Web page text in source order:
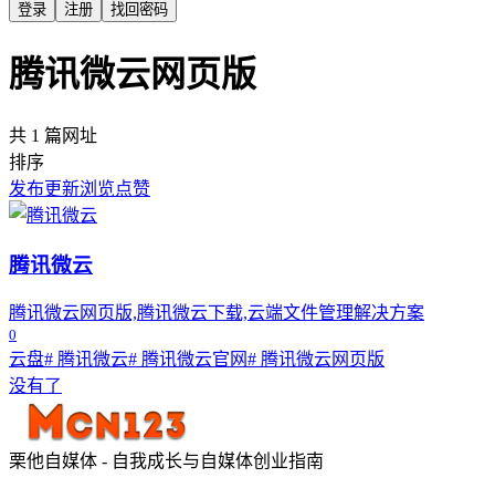
登录 注册 找回密码
腾讯微云网页版
共 1 篇网址
排序
发布更新浏览点赞
腾讯微云
腾讯微云网页版,腾讯微云下载,云端文件管理解决方案
0
云盘# 腾讯微云# 腾讯微云官网# 腾讯微云网页版
没有了
栗他自媒体 - 自我成长与自媒体创业指南